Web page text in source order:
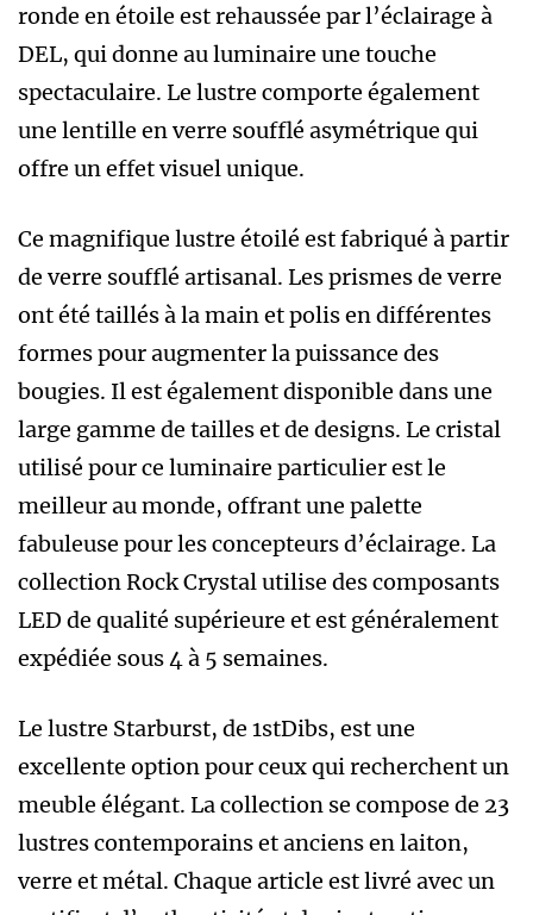
ronde en étoile est rehaussée par l’éclairage à
DEL, qui donne au luminaire une touche
spectaculaire. Le lustre comporte également
une lentille en verre soufflé asymétrique qui
offre un effet visuel unique.
Ce magnifique lustre étoilé est fabriqué à partir
de verre soufflé artisanal. Les prismes de verre
ont été taillés à la main et polis en différentes
formes pour augmenter la puissance des
bougies. Il est également disponible dans une
large gamme de tailles et de designs. Le cristal
utilisé pour ce luminaire particulier est le
meilleur au monde, offrant une palette
fabuleuse pour les concepteurs d’éclairage. La
collection Rock Crystal utilise des composants
LED de qualité supérieure et est généralement
expédiée sous 4 à 5 semaines.
Le lustre Starburst, de 1stDibs, est une
excellente option pour ceux qui recherchent un
meuble élégant. La collection se compose de 23
lustres contemporains et anciens en laiton,
verre et métal. Chaque article est livré avec un